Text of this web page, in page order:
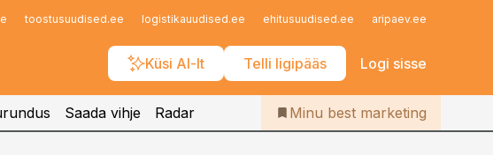
toostusuudised.ee logistikauudised.ee ehitusuudised.ee aripaev.ee
Küsi AI-lt Telli ligipääs Logi sisse
Iseteenindus
Telli Bestmarketing
Saada vihje Radar Minu best marketing